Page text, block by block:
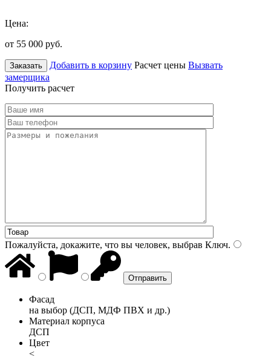
Цена:
от 55 000 руб.
Заказать Добавить в корзину Расчет цены Вызвать
замерщика
Получить расчет
Пожалуйста, докажите, что вы человек, выбрав Ключ.
Фасад
на выбор (ДСП, МДФ ПВХ и др.)
Материал корпуса
ДСП
Цвет
<